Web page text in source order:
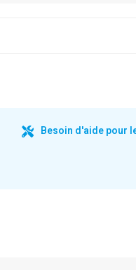
Besoin d'aide pour